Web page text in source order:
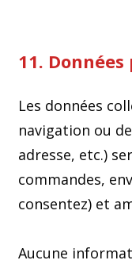
11.
Les données
navigation ou
adresse, etc.)
commandes,
consentez) et
Aucune